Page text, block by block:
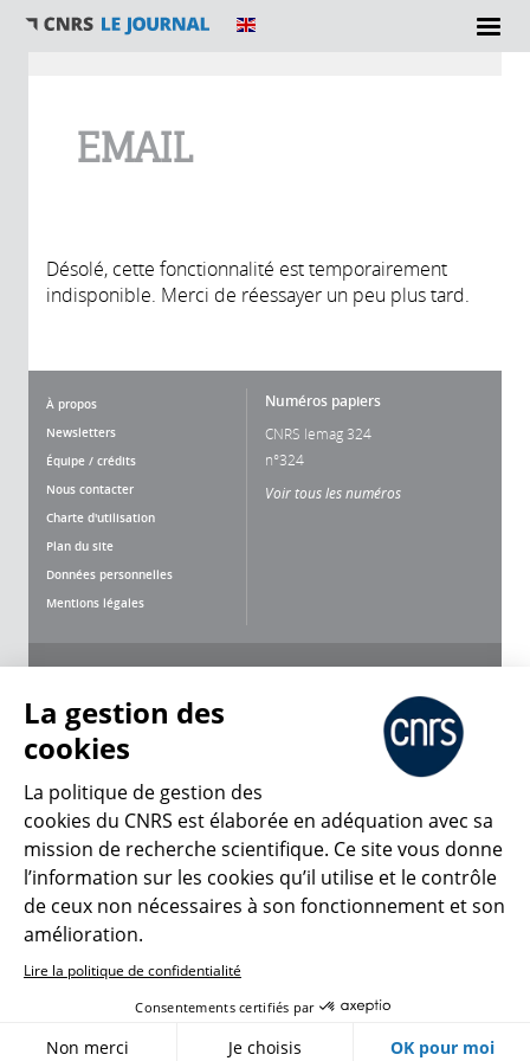
EMAIL
Désolé, cette fonctionnalité est temporairement
indisponible. Merci de réessayer un peu plus tard.
À propos
Newsletters
Équipe / crédits
Nous contacter
Charte d'utilisation
Plan du site
Données personnelles
Mentions légales
Numéros papiers
CNRS lemag 324
n°324
Voir tous les numéros
CNRS Le Mag
© 2026, CNRS
Créer un compte Se connecter
Gestion des cookies
La gestion des
cookies
La politique de gestion des
cookies du CNRS est élaborée en adéquation avec sa
mission de recherche scientifique. Ce site vous donne
l’information sur les cookies qu’il utilise et le contrôle
de ceux non nécessaires à son fonctionnement et son
amélioration.
Lire la politique de confidentialité
Consentements certifiés par
Non merci Je choisis OK pour moi